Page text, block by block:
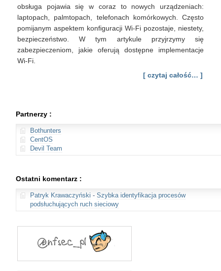
i
WPA2
obsługa pojawia się w coraz to nowych urządzeniach:
laptopach, palmtopach, telefonach komórkowych. Często
pomijanym aspektem konfiguracji Wi-Fi pozostaje, niestety,
bezpieczeństwo. W tym artykule przyjrzymy się
zabezpieczeniom, jakie oferują dostępne implementacje
Wi-Fi.
[ czytaj całość… ]
Partnerzy :
Bothunters
CentOS
Devil Team
Ostatni komentarz :
Patryk Krawaczyński - Szybka identyfikacja procesów
podsłuchujących ruch sieciowy